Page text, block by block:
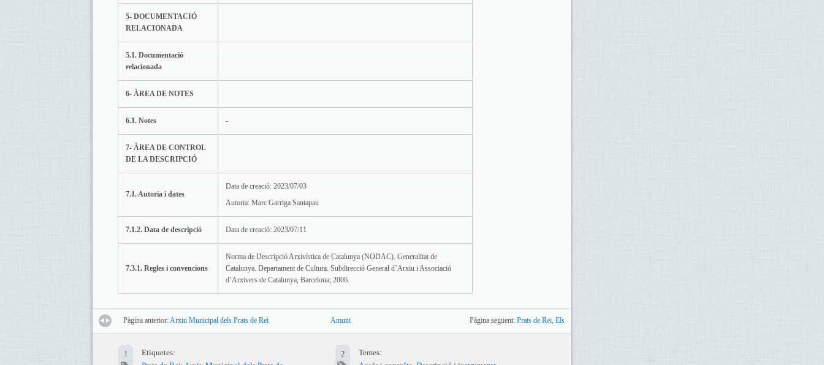
5- DOCUMENTACIÓ
RELACIONADA
5.1. Documentació
relacionada
6- ÀREA DE NOTES
6.1. Notes -
7- ÀREA DE CONTROL
DE LA DESCRIPCIÓ
7.1. Autoria i dates
Data de creació: 2023/07/03
Autoria: Marc Garriga Santapau
7.1.2. Data de descripció Data de creació: 2023/07/11
7.3.1. Regles i convencions
Norma de Descripció Arxivística de Catalunya (NODAC). Generalitat de
Catalunya. Departament de Cultura. Subdirecció General d’Arxiu i Associació
d’Arxivers de Catalunya, Barcelona; 2006.
Pàgina anterior:Arxiu Municipal dels Prats de Rei Amunt Pàgina següent: Prats de Rei, Els
1
Etiquetes:
2
Temes: